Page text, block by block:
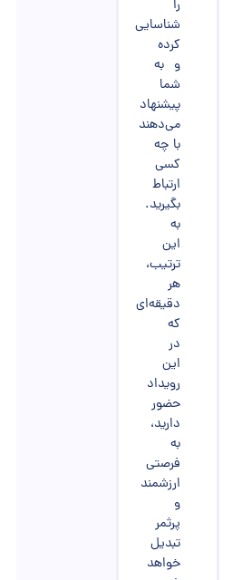
را
شناسایی
کرده
و به
شما
پیشنهاد
می‌دهند
با چه
کسی
ارتباط
بگیرید.
به
این
ترتیب،
هر
دقیقه‌ای
که
در
این
رویداد
حضور
دارید،
به
فرصتی
ارزشمند
و
پرثمر
تبدیل
خواهد